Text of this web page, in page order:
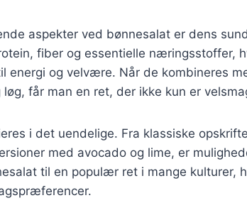
aspekter ved bønnesalat er dens
fiber og essentielle næringsstoffer,
energi og velvære. Når de kombineres
løg, får man en ret, der ikke kun er
i det uendelige. Fra klassiske
med avocado og lime, er
til en populær ret i mange kulturer,